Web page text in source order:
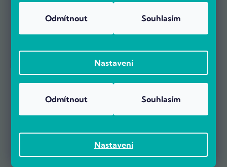
Nastavení
Odmítnout Souhlasím
Nastavení
Odmítnout Souhlasím
Reference firem